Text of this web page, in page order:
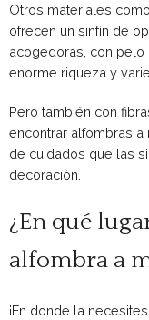
Otros materiales
ofrecen un sinfín de
acogedoras, con pelo
enorme riqueza y
Pero también con
encontrar alfombras a
de cuidados que las
decoración.
¿En qué
alfombra a
¡En donde la